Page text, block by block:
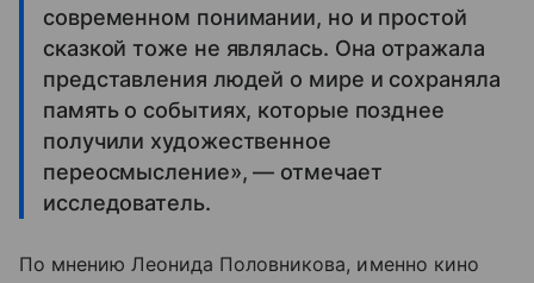
современном понимании, но и простой
сказкой тоже не являлась. Она отражала
представления людей о мире и сохраняла
память о событиях, которые позднее
получили художественное
переосмысление», — отмечает
исследователь.
По мнению Леонида Половникова, именно кино